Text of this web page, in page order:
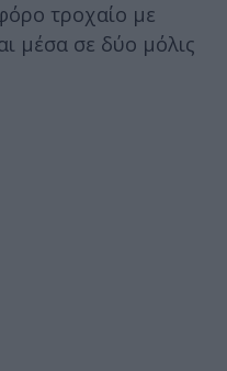
τροχαίο με
μέσα σε δύο μόλις